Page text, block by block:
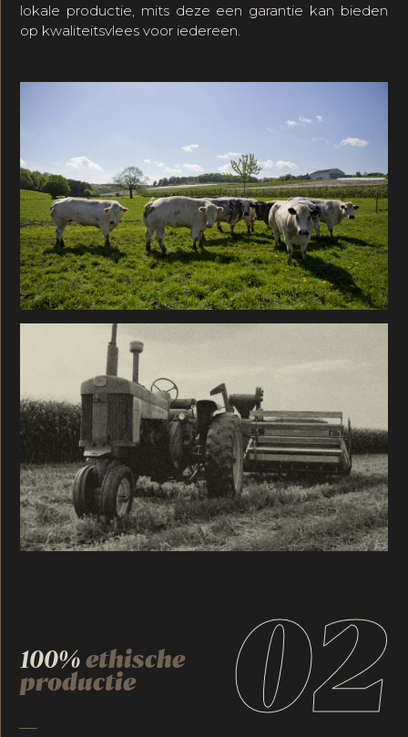
lokale productie, mits deze een garantie kan bieden
op kwaliteitsvlees voor iedereen.
02
100% ethische
productie